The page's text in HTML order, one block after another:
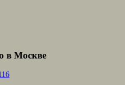
в Москве